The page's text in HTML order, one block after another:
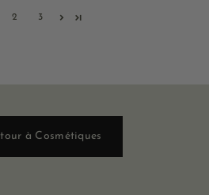
2 3
à Cosmétiques